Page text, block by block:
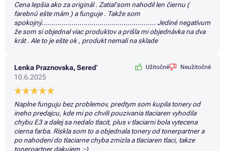
Cena lepšia ako za originál . Zatiaľ som nahodil len čiernu (
farebnú ešte mám ) a funguje . Takže som
spokojný......................................................... Jediné negatívum
že som si objednal viac produktov a prišla mi objednávka na dva
krát . Ale to je ešte ok , produkt nemali na sklade
Lenka Praznovska, Sereď
10.6.2025
Užitočné Neužitočné
Naplne funguju bez problemov, predtym som kupila tonery od
ineho predajcu, kde mi po chvili pouzivania tlaciaren vyhodila
chybu E3 a dalej sa nedalo tlacit, plus v tlaciarni bola vytecena
cierna farba. Riskla som to a objednala tonery od tonerpartner a
po nahodeni do tlaciarne chyba zmizla a tlaciaren tlaci, takze
tonerpartner dakujem :-)